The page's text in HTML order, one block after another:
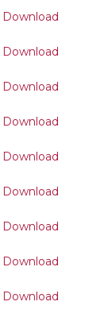
Download
Download
Download
Download
Download
Download
Download
Download
Download